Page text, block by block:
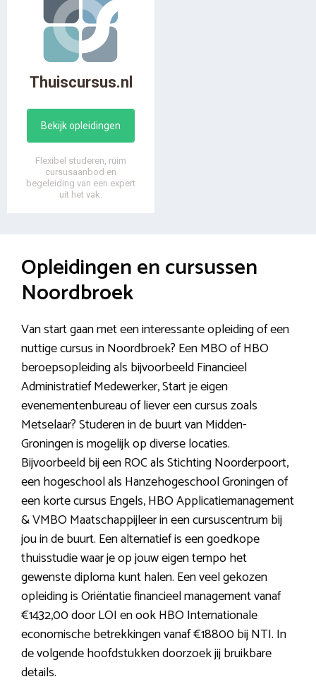
Thuiscursus.nl
Bekijk opleidingen
Flexibel studeren, ruim
cursusaanbod en
begeleiding van een expert
uit het vak.
Opleidingen en cursussen
Noordbroek
Van start gaan met een interessante opleiding of een
nuttige cursus in Noordbroek? Een MBO of HBO
beroepsopleiding als bijvoorbeeld Financieel
Administratief Medewerker, Start je eigen
evenementenbureau of liever een cursus zoals
Metselaar? Studeren in de buurt van Midden-
Groningen is mogelijk op diverse locaties.
Bijvoorbeeld bij een ROC als Stichting Noorderpoort,
een hogeschool als Hanzehogeschool Groningen of
een korte cursus Engels, HBO Applicatiemanagement
& VMBO Maatschappijleer in een cursuscentrum bij
jou in de buurt. Een alternatief is een goedkope
thuisstudie waar je op jouw eigen tempo het
gewenste diploma kunt halen. Een veel gekozen
opleiding is Oriëntatie financieel management vanaf
€1432,00 door LOI en ook HBO Internationale
economische betrekkingen vanaf €18800 bij NTI. In
de volgende hoofdstukken doorzoek jij bruikbare
details.